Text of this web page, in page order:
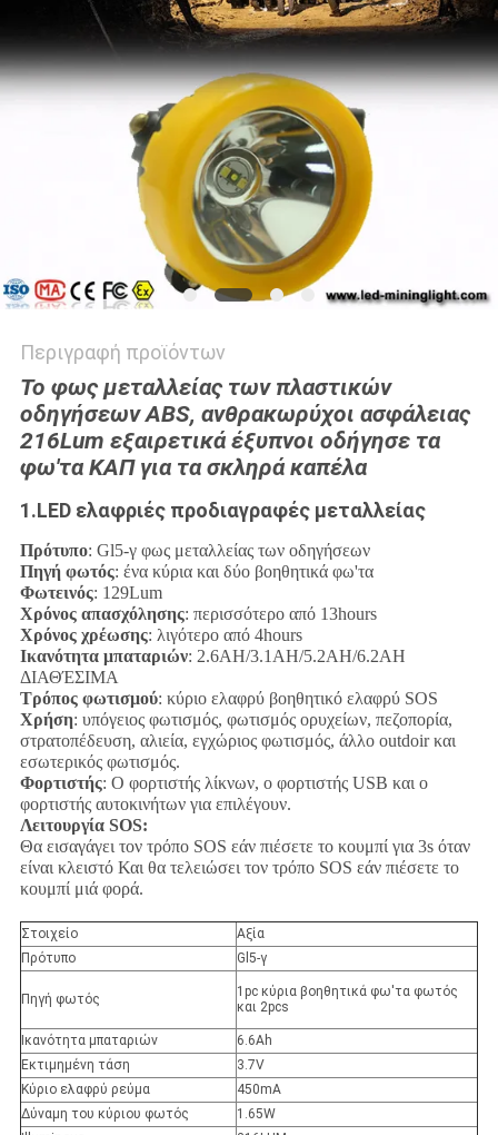
Περιγραφή προϊόντων
Το φως μεταλλείας των πλαστικών
οδηγήσεων ABS, ανθρακωρύχοι ασφάλειας
216Lum εξαιρετικά έξυπνοι οδήγησε τα
φω'τα ΚΑΠ για τα σκληρά καπέλα
1.LED ελαφριές προδιαγραφές μεταλλείας
Πρότυπο: Gl5-γ φως μεταλλείας των οδηγήσεων
Πηγή φωτός: ένα κύρια και δύο βοηθητικά φω'τα
Φωτεινός: 129Lum
Χρόνος απασχόλησης: περισσότερο από 13hours
Χρόνος χρέωσης: λιγότερο από 4hours
Ικανότητα μπαταριών: 2.6AH/3.1AH/5.2AH/6.2AH
ΔΙΑΘΈΣΙΜΑ
Τρόπος φωτισμού: κύριο ελαφρύ βοηθητικό ελαφρύ SOS
Χρήση: υπόγειος φωτισμός, φωτισμός ορυχείων, πεζοπορία,
στρατοπέδευση, αλιεία, εγχώριος φωτισμός, άλλο outdoir και
εσωτερικός φωτισμός.
Φορτιστής: Ο φορτιστής λίκνων, ο φορτιστής USB και ο
φορτιστής αυτοκινήτων για επιλέγουν.
Λειτουργία SOS:
Θα εισαγάγει τον τρόπο SOS εάν πιέσετε το κουμπί για 3s όταν
είναι κλειστό Και θα τελειώσει τον τρόπο SOS εάν πιέσετε το
κουμπί μιά φορά.
Στοιχείο
Αξία
Πρότυπο
Gl5-γ
Πηγή φωτός
1pc κύρια βοηθητικά φω'τα φωτός
και 2pcs
Ικανότητα μπαταριών
6.6Ah
Εκτιμημένη τάση
3.7V
Κύριο ελαφρύ ρεύμα
450mA
Δύναμη του κύριου φωτός
1.65W